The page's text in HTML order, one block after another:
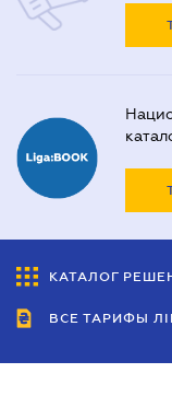
КАТАЛОГ
ВСЕ ТАРИФЫ